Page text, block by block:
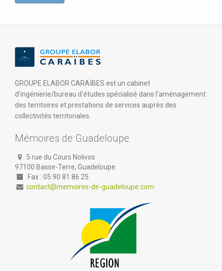
GROUPE ELABOR CARAÏBES est un cabinet
d’ingénierie/bureau d’études spécialisé dans l’aménagement
des territoires et prestations de services auprès des
collectivités territoriales.
Mémoires de Guadeloupe
5 rue du Cours Nolivos
97100 Basse-Terre, Guadeloupe
Fax : 05 90 81 86 25
contact@memoires-de-guadeloupe.com